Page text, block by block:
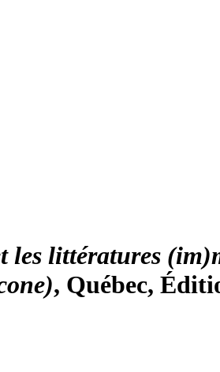
les littératures
, Québec,